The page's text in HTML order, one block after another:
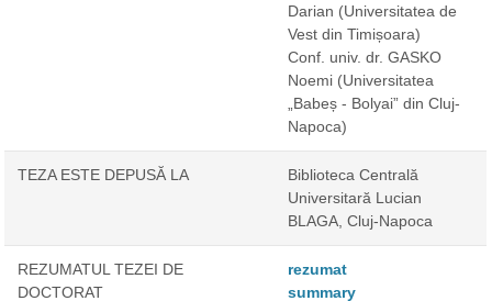
Darian (Universitatea de
Vest din Timișoara)
Conf. univ. dr. GASKO
Noemi (Universitatea
„Babeș - Bolyai” din Cluj-
Napoca)
TEZA ESTE DEPUSĂ LA
Biblioteca Centrală
Universitară Lucian
BLAGA, Cluj-Napoca
REZUMATUL TEZEI DE
DOCTORAT
rezumat
summary